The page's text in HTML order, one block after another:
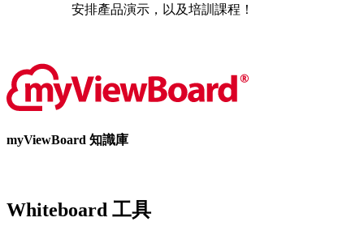
安排產品演示，以及培訓課程！
myViewBoard 知識庫
Whiteboard 工具